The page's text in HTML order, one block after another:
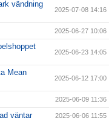
vändning
2025-07-08 14:16
2025-06-27 10:06
2025-06-23 14:05
Mean
2025-06-12 17:00
2025-06-09 11:36
väntar 2025-06-06 11:55